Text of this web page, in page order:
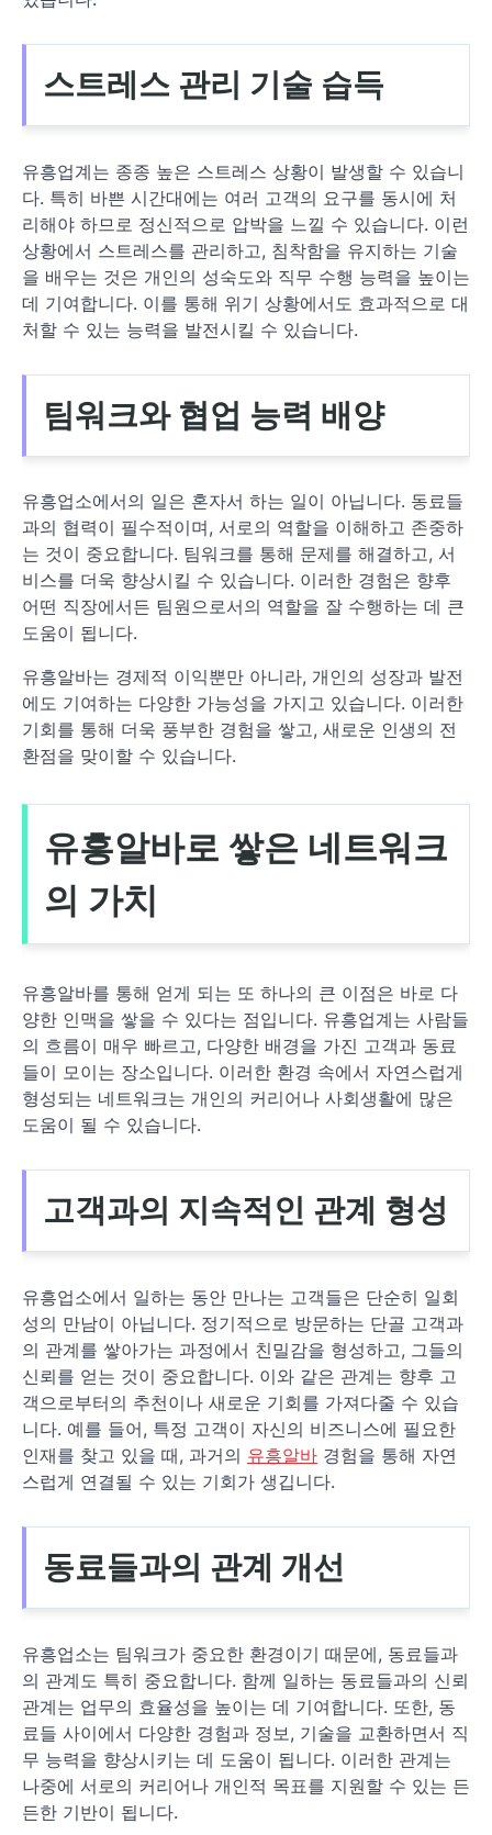
스트레스 관리 기술 습득
유흥업계는 종종 높은 스트레스 상황이 발생할 수 있습니
다. 특히 바쁜 시간대에는 여러 고객의 요구를 동시에 처
리해야 하므로 정신적으로 압박을 느낄 수 있습니다. 이런
상황에서 스트레스를 관리하고, 침착함을 유지하는 기술
을 배우는 것은 개인의 성숙도와 직무 수행 능력을 높이는
데 기여합니다. 이를 통해 위기 상황에서도 효과적으로 대
처할 수 있는 능력을 발전시킬 수 있습니다.
팀워크와 협업 능력 배양
유흥업소에서의 일은 혼자서 하는 일이 아닙니다. 동료들
과의 협력이 필수적이며, 서로의 역할을 이해하고 존중하
는 것이 중요합니다. 팀워크를 통해 문제를 해결하고, 서
비스를 더욱 향상시킬 수 있습니다. 이러한 경험은 향후
어떤 직장에서든 팀원으로서의 역할을 잘 수행하는 데 큰
도움이 됩니다.
유흥알바는 경제적 이익뿐만 아니라, 개인의 성장과 발전
에도 기여하는 다양한 가능성을 가지고 있습니다. 이러한
기회를 통해 더욱 풍부한 경험을 쌓고, 새로운 인생의 전
환점을 맞이할 수 있습니다.
유흥알바로 쌓은 네트워크
의 가치
유흥알바를 통해 얻게 되는 또 하나의 큰 이점은 바로 다
양한 인맥을 쌓을 수 있다는 점입니다. 유흥업계는 사람들
의 흐름이 매우 빠르고, 다양한 배경을 가진 고객과 동료
들이 모이는 장소입니다. 이러한 환경 속에서 자연스럽게
형성되는 네트워크는 개인의 커리어나 사회생활에 많은
도움이 될 수 있습니다.
고객과의 지속적인 관계 형성
유흥업소에서 일하는 동안 만나는 고객들은 단순히 일회
성의 만남이 아닙니다. 정기적으로 방문하는 단골 고객과
의 관계를 쌓아가는 과정에서 친밀감을 형성하고, 그들의
신뢰를 얻는 것이 중요합니다. 이와 같은 관계는 향후 고
객으로부터의 추천이나 새로운 기회를 가져다줄 수 있습
니다. 예를 들어, 특정 고객이 자신의 비즈니스에 필요한
인재를 찾고 있을 때, 과거의 유흥알바 경험을 통해 자연
스럽게 연결될 수 있는 기회가 생깁니다.
동료들과의 관계 개선
유흥업소는 팀워크가 중요한 환경이기 때문에, 동료들과
의 관계도 특히 중요합니다. 함께 일하는 동료들과의 신뢰
관계는 업무의 효율성을 높이는 데 기여합니다. 또한, 동
료들 사이에서 다양한 경험과 정보, 기술을 교환하면서 직
무 능력을 향상시키는 데 도움이 됩니다. 이러한 관계는
나중에 서로의 커리어나 개인적 목표를 지원할 수 있는 든
든한 기반이 됩니다.